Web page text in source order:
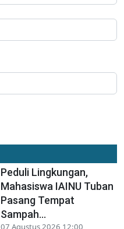
Peduli Lingkungan,
Mahasiswa IAINU Tuban
Pasang Tempat
Sampah...
07 Agustus 2026 12:00